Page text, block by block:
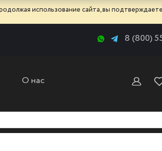
использование сайта, вы подтверждаете
8 (800)
О нас